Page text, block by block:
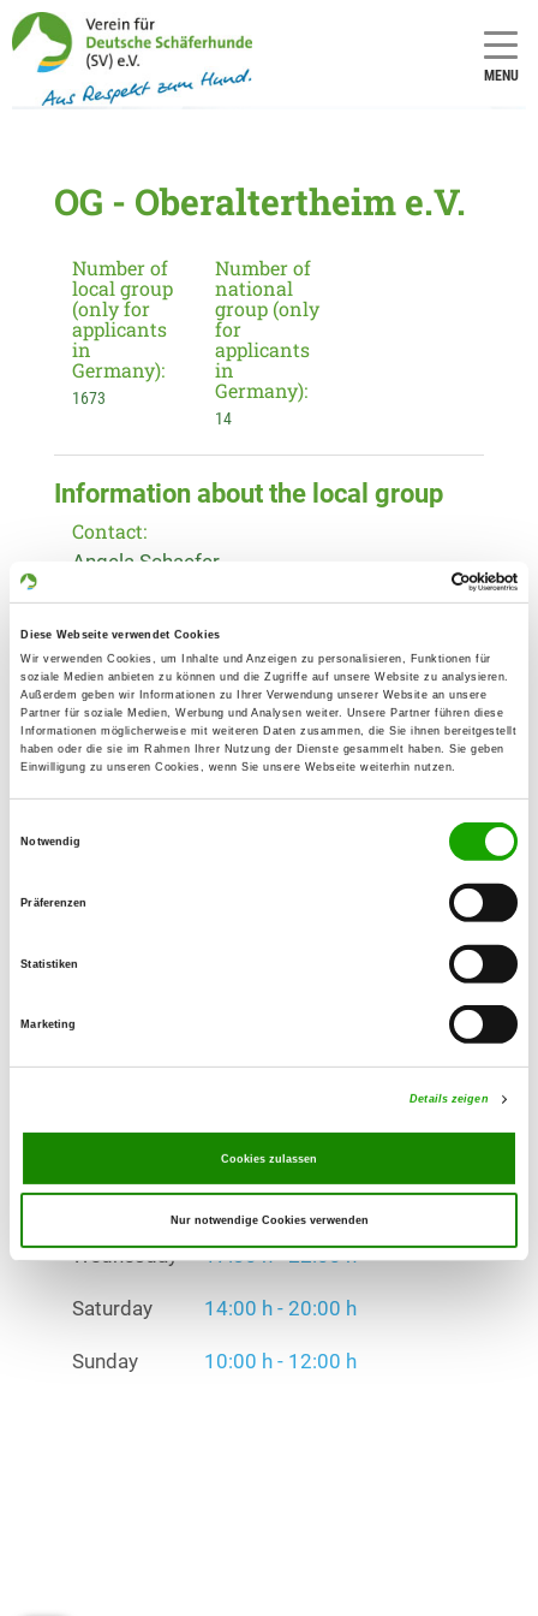
Diese Webseite verwendet Cookies
Wir verwenden Cookies, um Inhalte und Anzeigen zu personalisieren, Funktionen für
soziale Medien anbieten zu können und die Zugriffe auf unsere Website zu analysieren.
Außerdem geben wir Informationen zu Ihrer Verwendung unserer Website an unsere
Partner für soziale Medien, Werbung und Analysen weiter. Unsere Partner führen diese
Informationen möglicherweise mit weiteren Daten zusammen, die Sie ihnen bereitgestellt
haben oder die sie im Rahmen Ihrer Nutzung der Dienste gesammelt haben. Sie geben
Einwilligung zu unseren Cookies, wenn Sie unsere Webseite weiterhin nutzen.
Notwendig
Präferenzen
Statistiken
Marketing
Details zeigen
Cookies zulassen
Nur notwendige Cookies verwenden
MENU
OG - Oberaltertheim e.V.
Number of
local group
(only for
applicants
in
Germany):
1673
Number of
national
group (only
for
applicants
in
Germany):
14
Information about the local group
Contact:
Angela Schaefer
Training ground:
Weinstraße
97237 Altertheim
Handy:
E-Mail:
Exercise times in summer:
Wednesday 17:30 h - 22:00 h
Exercise times in winter:
Wednesday 17:30 h - 22:00 h
Saturday 14:00 h - 20:00 h
Sunday 10:00 h - 12:00 h